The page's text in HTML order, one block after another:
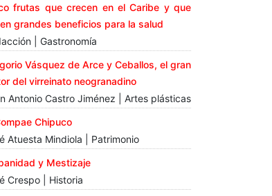
frutas que crecen en el Caribe y que
grandes beneficios para la salud
| Gastronomía
Vásquez de Arce y Ceballos, el gran
del virreinato neogranadino
Antonio Castro Jiménez | Artes plásticas
Chipuco
Atuesta Mindiola | Patrimonio
y Mestizaje
Crespo | Historia